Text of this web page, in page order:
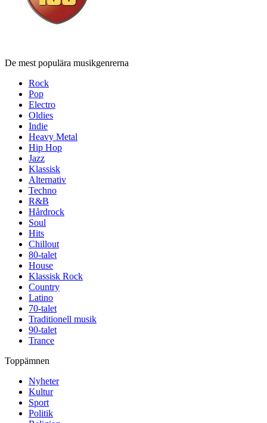
De mest populära musikgenrerna
Rock
Pop
Electro
Oldies
Indie
Heavy Metal
Hip Hop
Jazz
Klassisk
Alternativ
Techno
R&B
Hårdrock
Soul
Hits
Chillout
80-talet
House
Klassisk Rock
Country
Latino
70-talet
Traditionell musik
90-talet
Trance
Toppämnen
Nyheter
Kultur
Sport
Politik